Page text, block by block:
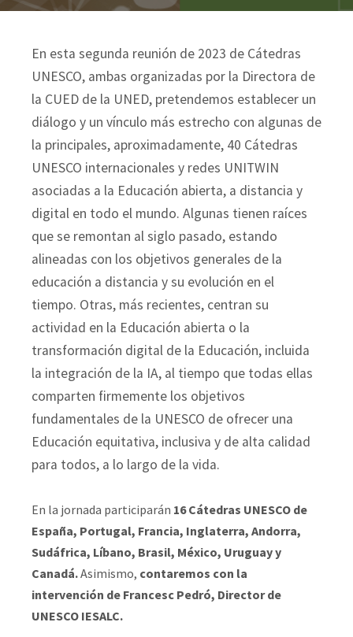
En esta segunda reunión de 2023 de Cátedras
UNESCO, ambas organizadas por la Directora de
la CUED de la UNED, pretendemos establecer un
diálogo y un vínculo más estrecho con algunas de
la principales, aproximadamente, 40 Cátedras
UNESCO internacionales y redes UNITWIN
asociadas a la Educación abierta, a distancia y
digital en todo el mundo. Algunas tienen raíces
que se remontan al siglo pasado, estando
alineadas con los objetivos generales de la
educación a distancia y su evolución en el
tiempo. Otras, más recientes, centran su
actividad en la Educación abierta o la
transformación digital de la Educación, incluida
la integración de la IA, al tiempo que todas ellas
comparten firmemente los objetivos
fundamentales de la UNESCO de ofrecer una
Educación equitativa, inclusiva y de alta calidad
para todos, a lo largo de la vida.
En la jornada participarán 16 Cátedras UNESCO de
España, Portugal, Francia, Inglaterra, Andorra,
Sudáfrica, Líbano, Brasil, México, Uruguay y
Canadá.Asimismo, contaremos con la
intervención de Francesc Pedró, Director de
UNESCO IESALC.